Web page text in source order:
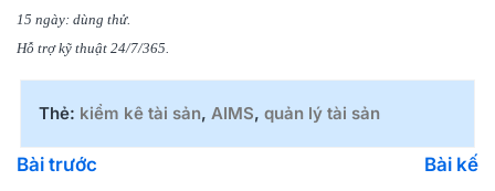
15 ngày: dùng thử.
Hỗ trợ kỹ thuật 24/7/365.
Thẻ: kiểm kê tài sản, AIMS, quản lý tài sản
Bài trước Bài kế